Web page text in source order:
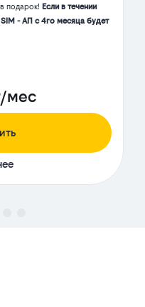
подарок! Если в течении
- АП с 4го месяца будет
мес